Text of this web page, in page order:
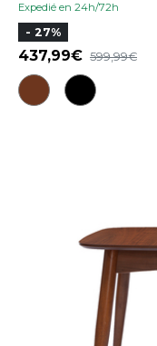
Expedié en 24h/72h
- 27%
437,99 599,99